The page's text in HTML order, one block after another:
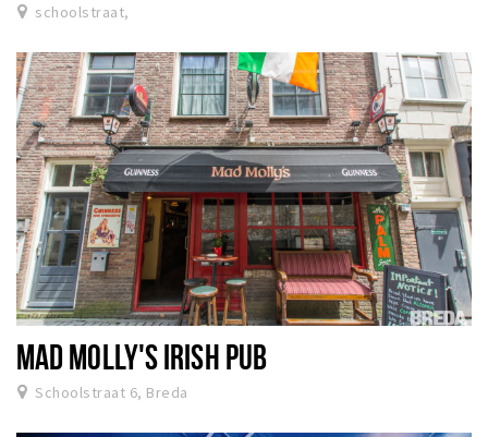
schoolstraat,
MAD MOLLY'S IRISH PUB
Schoolstraat 6, Breda